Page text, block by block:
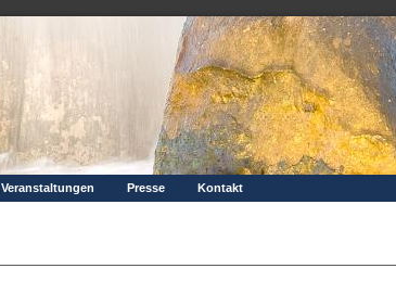
Veranstaltungen Presse Kontakt